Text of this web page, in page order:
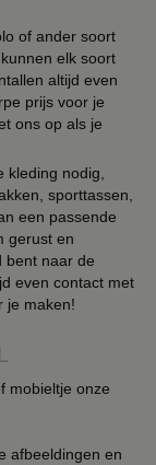
of ander soort
elk soort
altijd even
prijs voor je
ons op als je
nodig,
sporttassen,
een passende
gerust en
bent naar de
even contact met
je maken!
mobieltje onze
afbeeldingen en